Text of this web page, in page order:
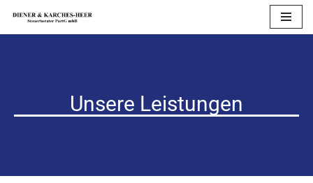
Zum
Unsere Leistungen